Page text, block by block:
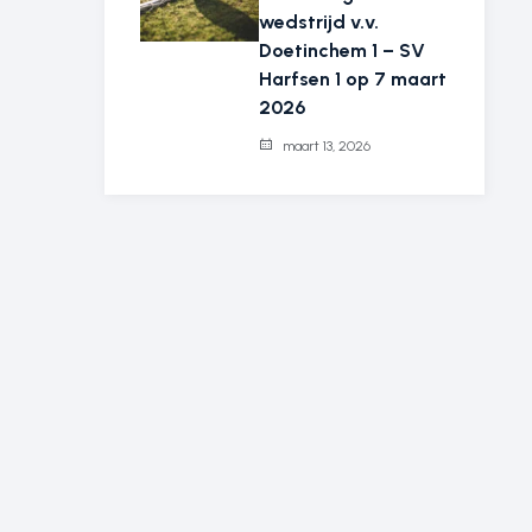
wedstrijd v.v.
Doetinchem 1 – SV
Harfsen 1 op 7 maart
2026
maart 13, 2026